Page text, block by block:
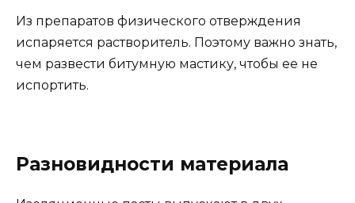
Из препаратов физического отверждения
испаряется растворитель. Поэтому важно знать,
чем развести битумную мастику, чтобы ее не
испортить.
Разновидности материала